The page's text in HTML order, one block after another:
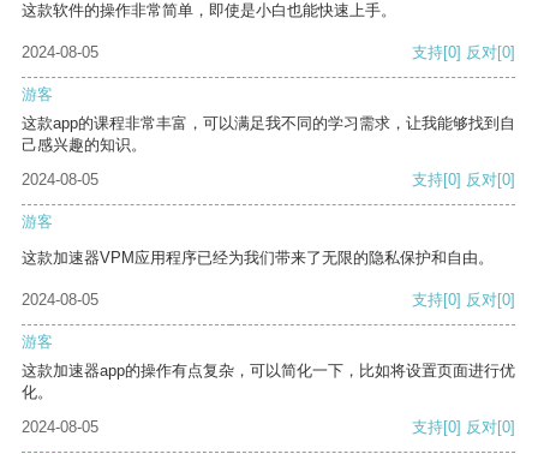
这款软件的操作非常简单，即使是小白也能快速上手。
2024-08-05 支持[0] 反对[0]
游客
这款app的课程非常丰富，可以满足我不同的学习需求，让我能够找到自
己感兴趣的知识。
2024-08-05
支持[0] 反对[0]
游客
这款加速器VPM应用程序已经为我们带来了无限的隐私保护和自由。
2024-08-05 支持[0] 反对[0]
游客
这款加速器app的操作有点复杂，可以简化一下，比如将设置页面进行优
化。
2024-08-05
支持[0] 反对[0]